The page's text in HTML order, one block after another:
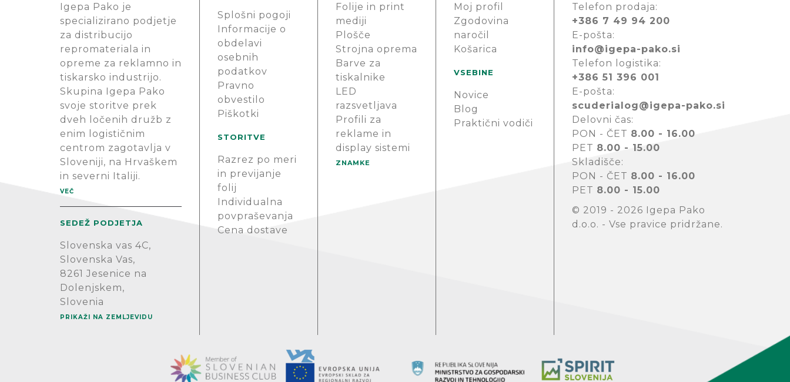
Igepa Pako je
specializirano podjetje
za distribucijo
repromateriala in
opreme za reklamno in
tiskarsko industrijo.
Skupina Igepa Pako
svoje storitve prek
dveh ločenih družb z
enim logističnim
centrom zagotavlja v
Sloveniji, na Hrvaškem
in severni Italiji.
VEČ
SEDEŽ PODJETJA
Slovenska vas 4C,
Slovenska Vas,
8261 Jesenice na
Dolenjskem,
Slovenia
PRIKAŽI NA ZEMLJEVIDU
Splošni pogoji
Informacije o
obdelavi
osebnih
podatkov
Pravno
obvestilo
Piškotki
STORITVE
Razrez po meri
in previjanje
folij
Individualna
povpraševanja
Cena dostave
Folije in print
mediji
Plošče
Strojna oprema
Barve za
tiskalnike
LED
razsvetljava
Profili za
reklame in
display sistemi
ZNAMKE
Moj profil
Zgodovina
naročil
Košarica
VSEBINE
Novice
Blog
Praktični vodiči
Telefon prodaja:
+386 7 49 94 200
E-pošta:
info@igepa-pako.si
Telefon logistika:
+386 51 396 001
E-pošta:
scuderialog@igepa-pako.si
Delovni čas:
PON - ČET 8.00 - 16.00
PET 8.00 - 15.00
Skladišče:
PON - ČET 8.00 - 16.00
PET 8.00 - 15.00
© 2019 - 2026 Igepa Pako
d.o.o. - Vse pravice pridržane.